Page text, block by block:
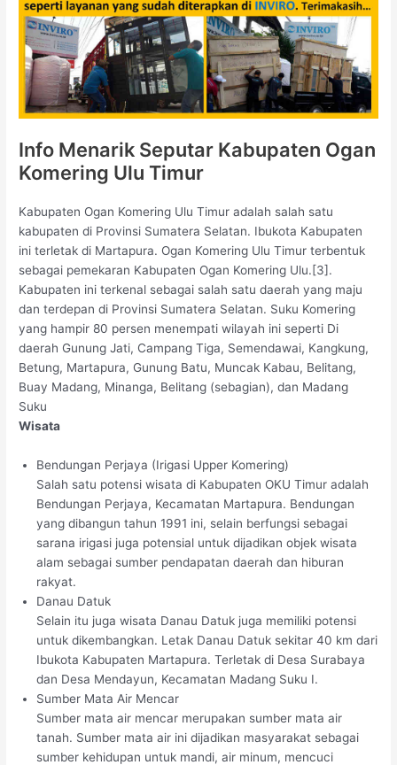
Info Menarik Seputar Kabupaten Ogan
Komering Ulu Timur
Kabupaten Ogan Komering Ulu Timur adalah salah satu
kabupaten di Provinsi Sumatera Selatan. Ibukota Kabupaten
ini terletak di Martapura. Ogan Komering Ulu Timur terbentuk
sebagai pemekaran Kabupaten Ogan Komering Ulu.[3].
Kabupaten ini terkenal sebagai salah satu daerah yang maju
dan terdepan di Provinsi Sumatera Selatan. Suku Komering
yang hampir 80 persen menempati wilayah ini seperti Di
daerah Gunung Jati, Campang Tiga, Semendawai, Kangkung,
Betung, Martapura, Gunung Batu, Muncak Kabau, Belitang,
Buay Madang, Minanga, Belitang (sebagian), dan Madang
Suku
Wisata
Bendungan Perjaya (Irigasi Upper Komering)
Salah satu potensi wisata di Kabupaten OKU Timur adalah
Bendungan Perjaya, Kecamatan Martapura. Bendungan
yang dibangun tahun 1991 ini, selain berfungsi sebagai
sarana irigasi juga potensial untuk dijadikan objek wisata
alam sebagai sumber pendapatan daerah dan hiburan
rakyat.
Danau Datuk
Selain itu juga wisata Danau Datuk juga memiliki potensi
untuk dikembangkan. Letak Danau Datuk sekitar 40 km dari
Ibukota Kabupaten Martapura. Terletak di Desa Surabaya
dan Desa Mendayun, Kecamatan Madang Suku I.
Sumber Mata Air Mencar
Sumber mata air mencar merupakan sumber mata air
tanah. Sumber mata air ini dijadikan masyarakat sebagai
sumber kehidupan untuk mandi, air minum, mencuci